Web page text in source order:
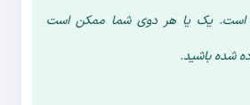
است. یک یا هر دوی شما ممکن است
شده باشید.